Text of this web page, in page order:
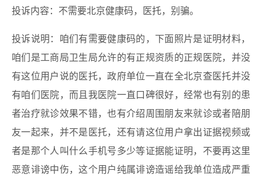
投诉内容：不需要北京健康码，医托，别骗。
投诉说明：咱们有需要健康码的，下面照片是证明材料，
咱们是工商局卫生局允许的有正规资质的正规医院，并没
有这位用户说的医托，政府单位一直在全北京查医托并没
有咱们医院，而且我医院一直口碑很好，经常也有别的患
者治疗就诊效果不错，也有介绍周围朋友来就诊或者陪朋
友一起来，并不是医托，还有请这位用户拿出证据视频或
者是那个人叫什么手机号多少等证据能证明，不要再这里
恶意诽谤中伤，这个用户纯属诽谤造谣给我单位造成严重